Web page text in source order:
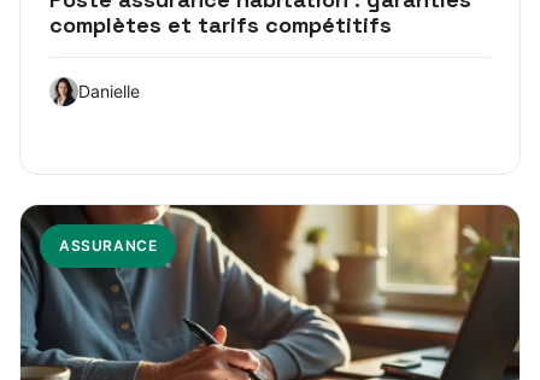
complètes et tarifs compétitifs
Danielle
ASSURANCE